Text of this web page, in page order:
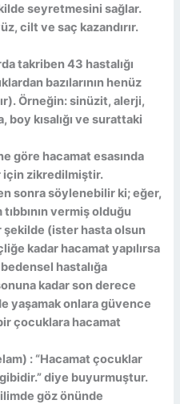
seyretmesini sağlar.
cilt ve saç kazandırır.
takriben 43 hastalığı
bazılarının henüz
Örneğin: sinüzit, alerji,
boy kısalığı ve surattaki
göre hacamat esasında
için zikredilmiştir.
sonra söylenebilir ki; eğer,
vermiş olduğu
(ister hasta olsun
kadar hacamat yapılırsa
hastalığa
kadar son derece
yaşamak onlara güvence
çocuklara hacamat
: “Hacamat çocuklar
diye buyurmuştur.
göz önünde